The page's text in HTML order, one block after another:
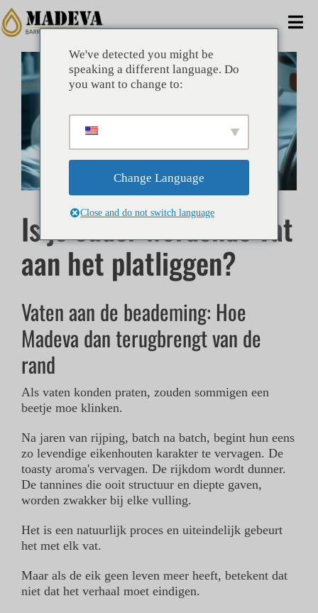
Doorgaan
naar
artikel
HUIS
RECLAME
BEDRIJF
VOORDELEN
TECHNISCH
NIEUWS
CONTACT
STOAK
Grotere
afbeelding
weergeven
Is je ouder wordende vat
aan het platliggen?
Vaten aan de beademing: Hoe
Madeva dan terugbrengt van de
rand
Als vaten konden praten, zouden sommigen een
beetje moe klinken.
Na jaren van rijping, batch na batch, begint hun eens
zo levendige eikenhouten karakter te vervagen. De
toasty aroma's vervagen. De rijkdom wordt dunner.
De tannines die ooit structuur en diepte gaven,
worden zwakker bij elke vulling.
Het is een natuurlijk proces en uiteindelijk gebeurt
het met elk vat.
Maar als de eik geen leven meer heeft, betekent dat
niet dat het verhaal moet eindigen.
We've detected you might be
speaking a different language. Do
you want to change to:
Change Language
Close and do not switch language